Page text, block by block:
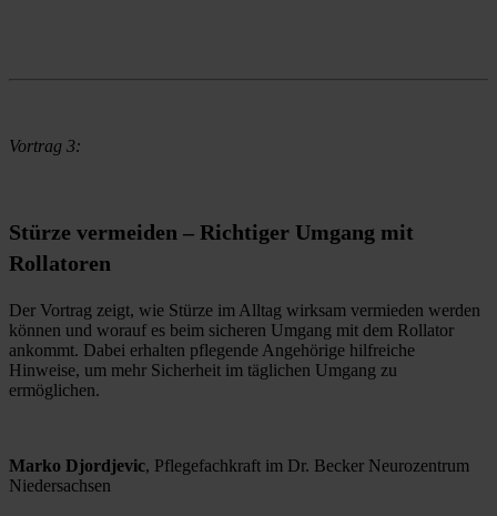
Vortrag 3:
Stürze vermeiden – Richtiger Umgang mit
Rollatoren
Der Vortrag zeigt, wie Stürze im Alltag wirksam vermieden werden
können und worauf es beim sicheren Umgang mit dem Rollator
ankommt. Dabei erhalten pflegende Angehörige hilfreiche
Hinweise, um mehr Sicherheit im täglichen Umgang zu
ermöglichen.
Marko Djordjevic, Pflegefachkraft im Dr. Becker Neurozentrum
Niedersachsen